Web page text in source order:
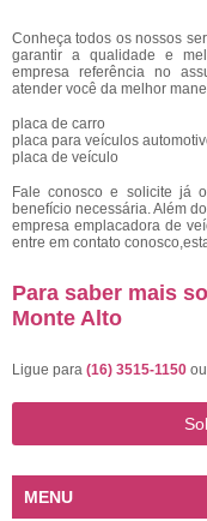
Conheça todos os nossos
garantir a qualidade e
empresa referência no
atender você da melhor
placa de carro
placa para veículos
placa de veículo
Fale conosco e solicite já
benefício necessária. Além
empresa emplacadora de
entre em contato
Para saber mais
Monte Alto
Ligue para (16) 3515-1150 ou
MENU